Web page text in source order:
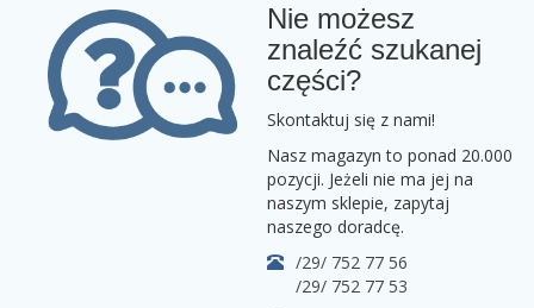
Nie możesz
znaleźć szukanej
części?
Skontaktuj się z nami!
Nasz magazyn to ponad 20.000
pozycji. Jeżeli nie ma jej na
naszym sklepie, zapytaj
naszego doradcę.
/29/ 752 77 56
/29/ 752 77 53